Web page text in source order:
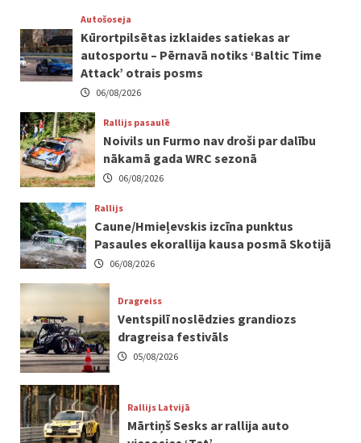
Autošoseja
Kūrortpilsētas izklaides satiekas ar
autosportu – Pērnavā notiks ‘Baltic Time
Attack’ otrais posms
06/08/2026
Rallijs pasaulē
Noivils un Furmo nav droši par dalību
nākamā gada WRC sezonā
06/08/2026
Rallijs
Caune/Hmieļevskis izcīna punktus
Pasaules ekorallija kausa posmā Skotijā
06/08/2026
Dragreiss
Ventspilī noslēdzies grandiozs
dragreisa festivāls
05/08/2026
Rallijs Latvijā
Mārtiņš Sesks ar rallija auto